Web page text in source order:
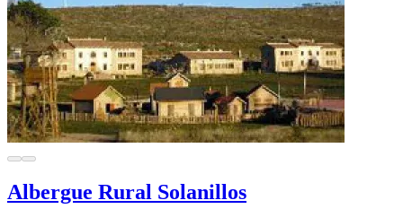
Albergue Rural Solanillos